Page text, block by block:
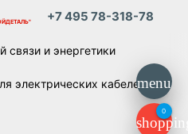
+7 495 78-318-78
menu
0
связи и энергетики
электрических кабелей